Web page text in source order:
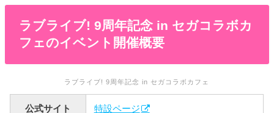
ラブライブ! 9周年記念 in セガコラボカ
フェのイベント開催概要
ラブライブ! 9周年記念 in セガコラボカフェ
公式サイト 特設ページ